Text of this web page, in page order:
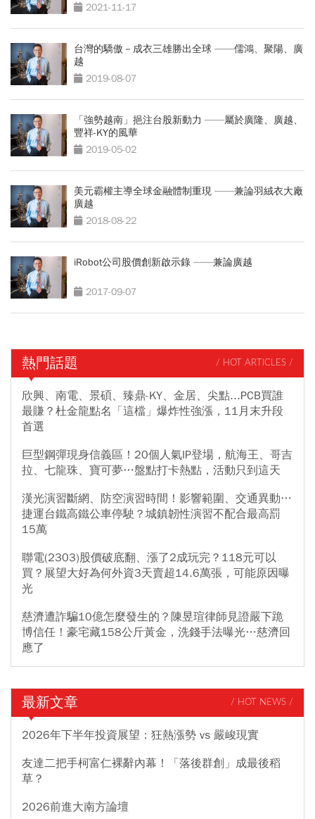
2021-11-17
台灣的驕傲－成衣三雄勝出全球 ——儒鴻、聚陽、廣
越
2019-08-07
「強勢越南」挹注台股新動力 ——屬於廣隆、廣越、
豐祥-KY的風華
2019-05-02
美元霸權主導全球金融體制重現 ——兼論羽絨衣大廠
廣越
2018-08-22
iRobot公司股價創新啟示錄 ——兼論廣越
2017-09-07
熱門話題 / HOT ARTICLES /
欣興、南電、景碩、臻鼎-KY、金居、尖點...PCB買誰
最賺？杜金龍點名「這檔」爆炸性強漲，11月末升段
首選
巨型鋼彈現身信義區！20個人氣IP登場，航海王、哥吉
拉、七龍珠、寶可夢…盤點打卡熱點，活動只到這天
漢光演習斷網、防空演習時間！影響範圍、交通異動…
捷運台鐵高鐵公車停駛？城鎮韌性演習不配合最高罰
15萬
聯電(2303)股價破底翻、漲了2成玩完？118元可以
買？展望大好為何外資3天賣超14.6萬張，可能原因曝
光
慈濟遭詐騙10億怎麼發生的？陳昱瑄律師見證嚴下跪
博信任！豪宅藏158公斤黃金，洗錢手法曝光…慈濟回
應了
最新文章 / HOT NEWS /
2026年下半年投資展望：狂熱漲勢 vs 嚴峻現實
友達二把手柯富仁裸辭內幕！「落後群創」成最後稻
草？
2026前進大南方論壇